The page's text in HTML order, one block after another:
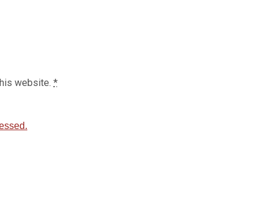
website. *